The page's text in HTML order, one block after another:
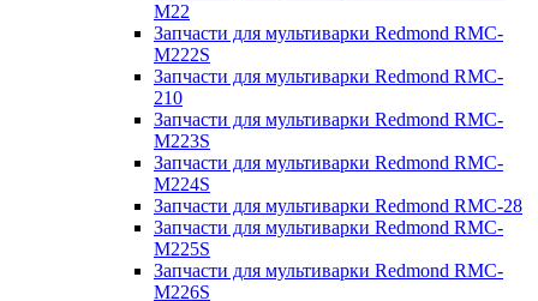
M22
Запчасти для мультиварки Redmond RMC-
M222S
Запчасти для мультиварки Redmond RMC-
210
Запчасти для мультиварки Redmond RMC-
M223S
Запчасти для мультиварки Redmond RMC-
M224S
Запчасти для мультиварки Redmond RMC-28
Запчасти для мультиварки Redmond RMC-
M225S
Запчасти для мультиварки Redmond RMC-
M226S